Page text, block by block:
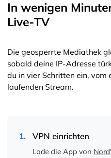
In wenigen
Live-TV
Die geosperrte Mediathek
sobald deine IP-Adresse
du in vier Schritten ein, vom
laufenden Stream.
1. VPN einrichten
Lade die App von